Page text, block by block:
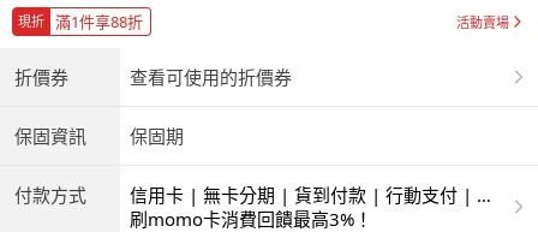
現折 滿1件享88折 活動賣場
折價券 查看可使用的折價券
保固資訊 保固期
付款方式
信用卡 | 無卡分期 | 貨到付款 | 行動支付 | 超
商付款 | ATM | 銀聯卡
刷momo卡消費回饋最高3%！